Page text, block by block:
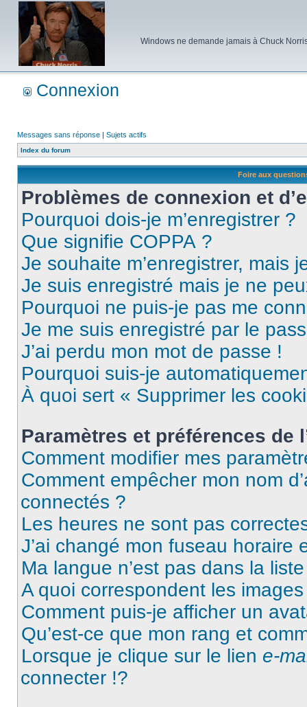
Windows ne demande jamais à Chuck
Connexion
Messages sans réponse | Sujets actifs
Index du forum
Foire aux
Problèmes de connexion et
Pourquoi dois-je m’enregistrer ?
Que signifie COPPA ?
Je souhaite m’enregistrer, mais
Je suis enregistré mais je ne
Pourquoi ne puis-je pas me
Je me suis enregistré par le
J’ai perdu mon mot de passe !
Pourquoi suis-je
À quoi sert « Supprimer les
Paramètres et préférences de
Comment modifier mes
Comment empêcher mon nom
connectés ?
Les heures ne sont pas
J’ai changé mon fuseau horaire
Ma langue n’est pas dans la
A quoi correspondent les
Comment puis-je afficher un
Qu’est-ce que mon rang et
Lorsque je clique sur le lien e-
connecter !?